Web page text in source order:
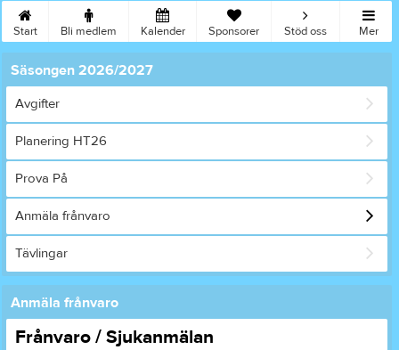
Start Bli medlem Kalender Sponsorer Stöd oss Mer
Säsongen 2026/2027
Avgifter
Planering HT26
Prova På
Anmäla frånvaro
Tävlingar
Anmäla frånvaro
Frånvaro / Sjukanmälan